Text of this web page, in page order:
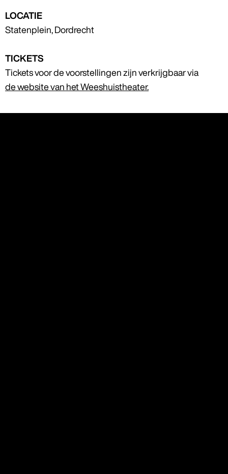
LOCATIE
Statenplein, Dordrecht
TICKETS
Tickets voor de voorstellingen zijn verkrijgbaar via
de website van het Weeshuistheater.